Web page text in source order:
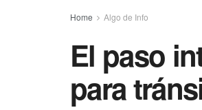
Home Algo de Info
El paso
para